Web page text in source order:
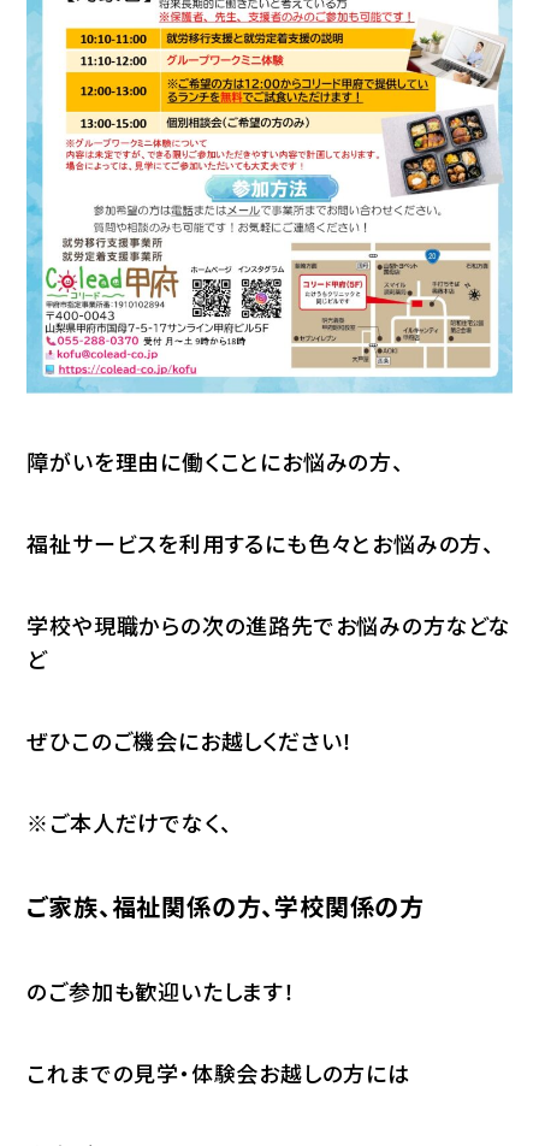
障がいを理由に働くことにお悩みの方、
福祉サービスを利用するにも色々とお悩みの方、
学校や現職からの次の進路先でお悩みの方などな
ど
ぜひこのご機会にお越しください！
※ご本人だけでなく、
ご家族、福祉関係の方、学校関係の方
のご参加も歓迎いたします！
これまでの見学・体験会お越しの方には